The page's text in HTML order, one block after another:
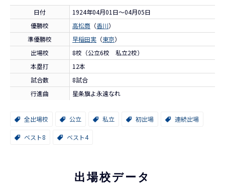
日付
1924年04月01日～04月05日
優勝校
高松商 （香川）
準優勝校
早稲田実 （東京）
出場校
8校（公立6校 私立2校）
本塁打
12本
試合数
8試合
行進曲
星条旗よ永遠なれ
全出場校 公立 私立 初出場 連続出場
ベスト8 ベスト4
出場校データ